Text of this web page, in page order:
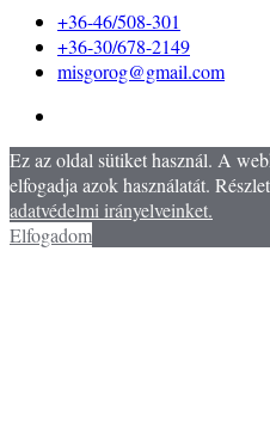
+36-46/508-301
+36-30/678-2149
misgorog@gmail.com
Ez az oldal sütiket használ. A
elfogadja azok használatát.
adatvédelmi irányelveinket.
Elfogadom